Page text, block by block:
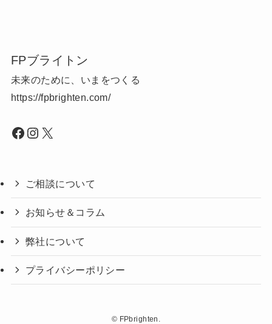
FPブライトン
未来のために、いまをつくる
https://fpbrighten.com/
Facebook
Instagram
X
ご相談について
お知らせ＆コラム
弊社について
プライバシーポリシー
© FPbrighten.